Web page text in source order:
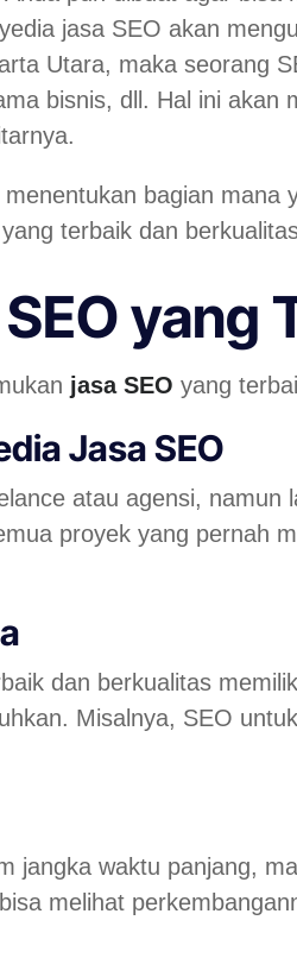
jasa SEO akan
Utara, maka seorang
bisnis, dll. Hal ini akan
bagian
terbaik dan
yang
jasa SEO yang
Jasa SEO
atau agensi,
proyek yang pernah
dan berkualitas
Misalnya, SEO
jangka waktu panjang,
melihat